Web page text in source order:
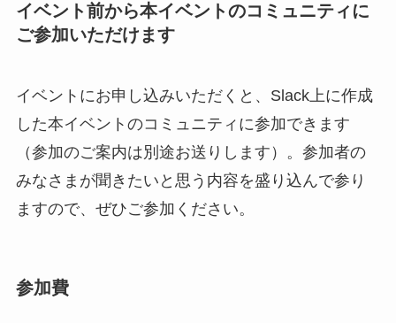
イベント前から本イベントのコミュニティに
ご参加いただけます
イベントにお申し込みいただくと、Slack上に作成
した本イベントのコミュニティに参加できます
（参加のご案内は別途お送りします）。参加者の
みなさまが聞きたいと思う内容を盛り込んで参り
ますので、ぜひご参加ください。
参加費